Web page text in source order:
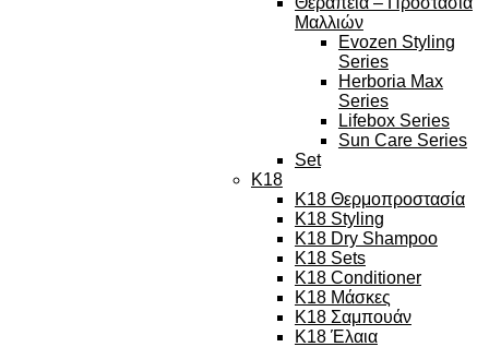
Μαλλιών
Evozen Styling
Series
Herboria Max
Series
Lifebox Series
Sun Care Series
Set
K18
K18 Θερμοπροστασία
K18 Styling
K18 Dry Shampoo
K18 Sets
K18 Conditioner
K18 Μάσκες
K18 Σαμπουάν
K18 Έλαια